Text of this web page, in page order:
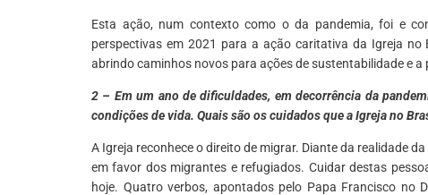
Esta ação, num contexto como o da pandemia, foi e
perspectivas em 2021 para a ação caritativa da Igreja
abrindo caminhos novos para ações de sustentabilidade e
2 – Em um ano de dificuldades, em decorrência da
condições de vida. Quais são os cuidados que a Igreja no
A Igreja reconhece o direito de migrar. Diante da realidade
em favor dos migrantes e refugiados. Cuidar destas
hoje. Quatro verbos, apontados pelo Papa Francisco